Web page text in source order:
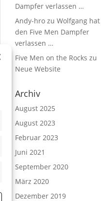
Dampfer verlassen …
Andy-hro zuWolfgang hat
den Five Men Dampfer
verlassen …
Five Men on the Rocks zu
Neue Website
Archiv
August 2025
August 2023
Februar 2023
Juni 2021
September 2020
März 2020
Dezember 2019